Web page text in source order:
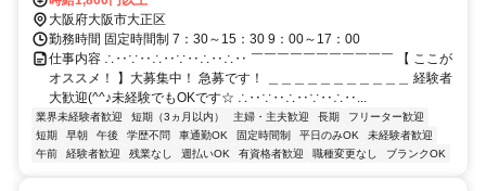
大阪府大阪市大正区
勤務時間 固定時間制 7：30～15：30 9：00～17：00
仕事内容 ∴‥∵‥∴‥∵‥∴‥∴‥ ￣￣￣￣￣￣￣￣￣￣￣ 【 ここが
オススメ！ 】大募集中！ 急募です！ ＿＿＿＿＿＿＿＿＿＿＿ 経験者
大歓迎(^^♪未経験でもOKです☆ ∴‥∵‥∴‥∵‥∴‥...
業界未経験者歓迎 短期（3ヵ月以内） 主婦・主夫歓迎 長期
フリーター歓迎
短期
早朝 午後 学歴不問 車通勤OK 固定時間制 平日のみOK
未経験者歓迎
午前
経験者歓迎 残業なし 週払いOK 有資格者歓迎 職種変更なし ブランクOK